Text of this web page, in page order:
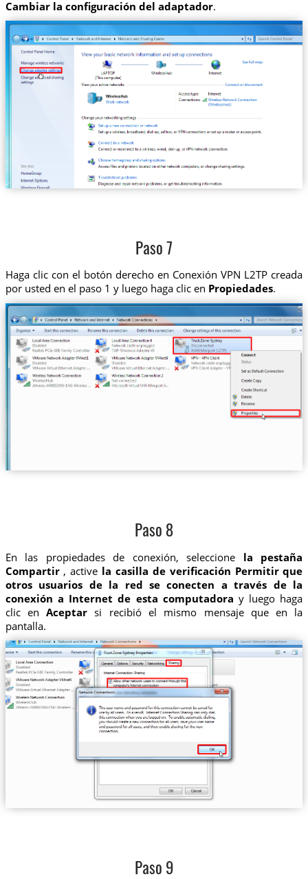
Cambiar la configuración del adaptador.
Paso 7
Haga clic con el botón derecho en Conexión VPN L2TP creada
por usted en el paso 1 y luego haga clic en Propiedades.
Paso 8
En las propiedades de conexión, seleccione la pestaña
Compartir, active la casilla de verificación Permitir que
otros usuarios de la red se conecten a través de la
conexión a Internet de esta computadora y luego haga
clic enAceptar si recibió el mismo mensaje que en la
pantalla.
Paso 9